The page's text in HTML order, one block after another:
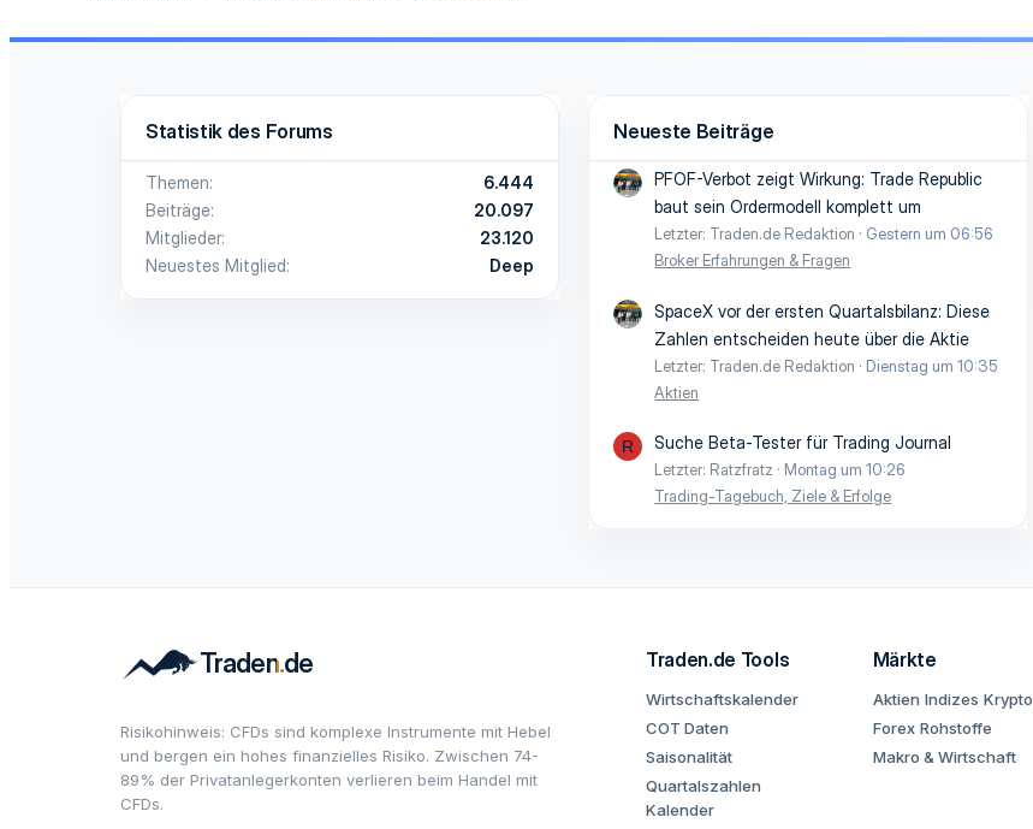
Statistik des Forums
Themen
6.444
Beiträge
20.097
Mitglieder
23.120
Neuestes Mitglied
Deep
Neueste Beiträge
PFOF-Verbot zeigt Wirkung: Trade Republic
baut sein Ordermodell komplett um
Letzter: Traden.de Redaktion
Gestern um 06:56
Broker Erfahrungen & Fragen
SpaceX vor der ersten Quartalsbilanz: Diese
Zahlen entscheiden heute über die Aktie
Letzter: Traden.de Redaktion
Dienstag um 10:35
Aktien
R Suche Beta-Tester für Trading Journal
Letzter: Ratzfratz
Montag um 10:26
Trading-Tagebuch, Ziele & Erfolge
Risikohinweis: CFDs sind komplexe Instrumente mit Hebel
und bergen ein hohes finanzielles Risiko. Zwischen 74-
89% der Privatanlegerkonten verlieren beim Handel mit
CFDs.
Traden.de Tools
Wirtschaftskalender
COT Daten
Saisonalität
Quartalszahlen
Kalender
Märkte
Aktien Indizes Krypto
Forex Rohstoffe
Makro & Wirtschaft